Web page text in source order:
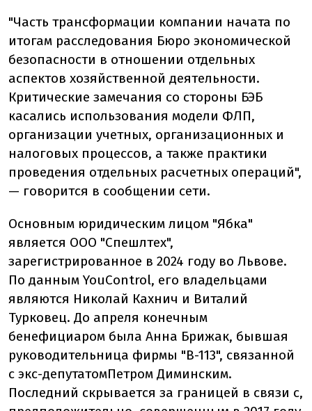
"Часть трансформации компании начата по
итогам расследования Бюро экономической
безопасности в отношении отдельных
аспектов хозяйственной деятельности.
Критические замечания со стороны БЭБ
касались использования модели ФЛП,
организации учетных, организационных и
налоговых процессов, а также практики
проведения отдельных расчетных операций",
— говорится в сообщении сети.
Основным юридическим лицом "Ябка"
является ООО "Спешлтех",
зарегистрированное в 2024 году во Львове.
По данным YouControl, его владельцами
являются Николай Кахнич и Виталий
Турковец. До апреля конечным
бенефициаром была Анна Брижак, бывшая
руководительница фирмы "В-113", связанной
с экс-депутатомПетром Диминским.
Последний скрывается за границей в связи с,